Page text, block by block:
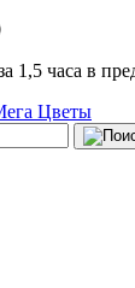
1,5 часа в